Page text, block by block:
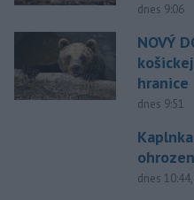
dnes 9:06
NOVÝ
hranice
dnes 9:51
dnes 10:44,